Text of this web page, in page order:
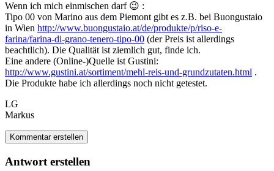
Wenn ich mich einmischen darf 😉 :
Tipo 00 von Marino aus dem Piemont gibt es z.B. bei Buongustaio
in Wien http://www.buongustaio.at/de/produkte/p/riso-e-
farina/farina-di-grano-tenero-tipo-00 (der Preis ist allerdings
beachtlich). Die Qualität ist ziemlich gut, finde ich.
Eine andere (Online-)Quelle ist Gustini:
http://www.gustini.at/sortiment/mehl-reis-und-grundzutaten.html .
Die Produkte habe ich allerdings noch nicht getestet.
LG
Markus
Kommentar erstellen
Antwort erstellen